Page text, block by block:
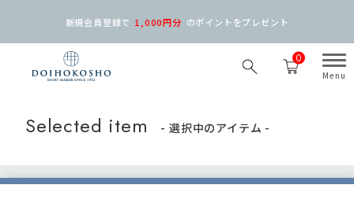
0
新規会員登録で 1,000円分 のポイントをプレゼント
Selected item - 選択中のアイテム -